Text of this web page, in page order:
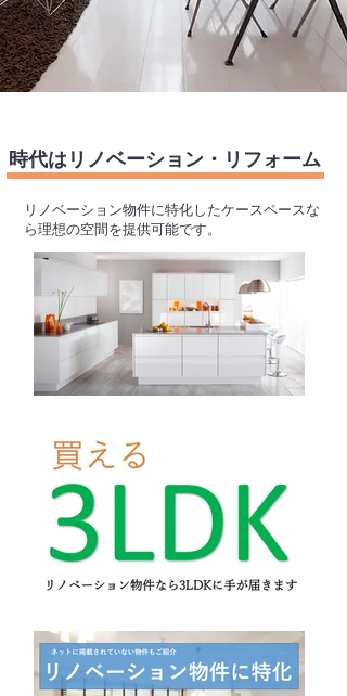
​時代はリノベーション・リフォーム
​リノベーション物件に特化したケースペースな
ら理想の空間を提供可能です。